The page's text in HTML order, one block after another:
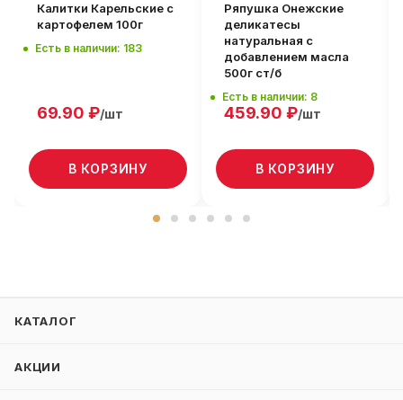
Калитки Карельские с
картофелем 100г
Есть в наличии: 183
69.90 ₽/шт
В КОРЗИНУ
Ряпушка Онежские
деликатесы
натуральная с
добавлением масла
500г ст/б
Есть в наличии: 8
459.90 ₽/шт
В КОРЗИНУ
КАТАЛОГ
АКЦИИ